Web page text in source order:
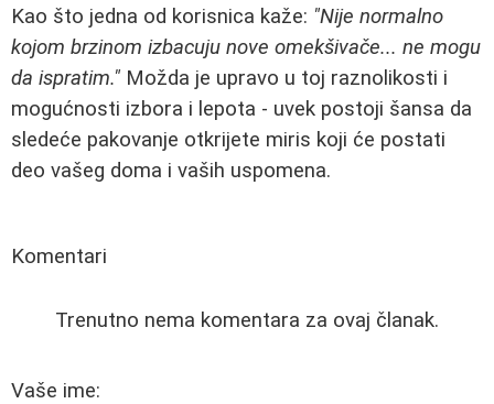
Kao što jedna od korisnica kaže: "Nije normalno
kojom brzinom izbacuju nove omekšivače... ne mogu
da ispratim." Možda je upravo u toj raznolikosti i
mogućnosti izbora i lepota - uvek postoji šansa da
sledeće pakovanje otkrijete miris koji će postati
deo vašeg doma i vaših uspomena.
Komentari
Trenutno nema komentara za ovaj članak.
Vaše ime: